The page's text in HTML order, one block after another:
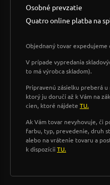
Osobné prevzatie
Quatro online platba na
Objednaný tovar expedujeme
V prípade vypredania
to má výrobca skladom).
Pripravenú zásielku preberá u
ktorý ju doručí až k Vám na
cien, ktoré nájdete TU.
Ak Vám tovar nevyhovuje, či
farbu, typ, prevedenie, druh
alebo na vrátenie tovaru a
k dispozícii TU.